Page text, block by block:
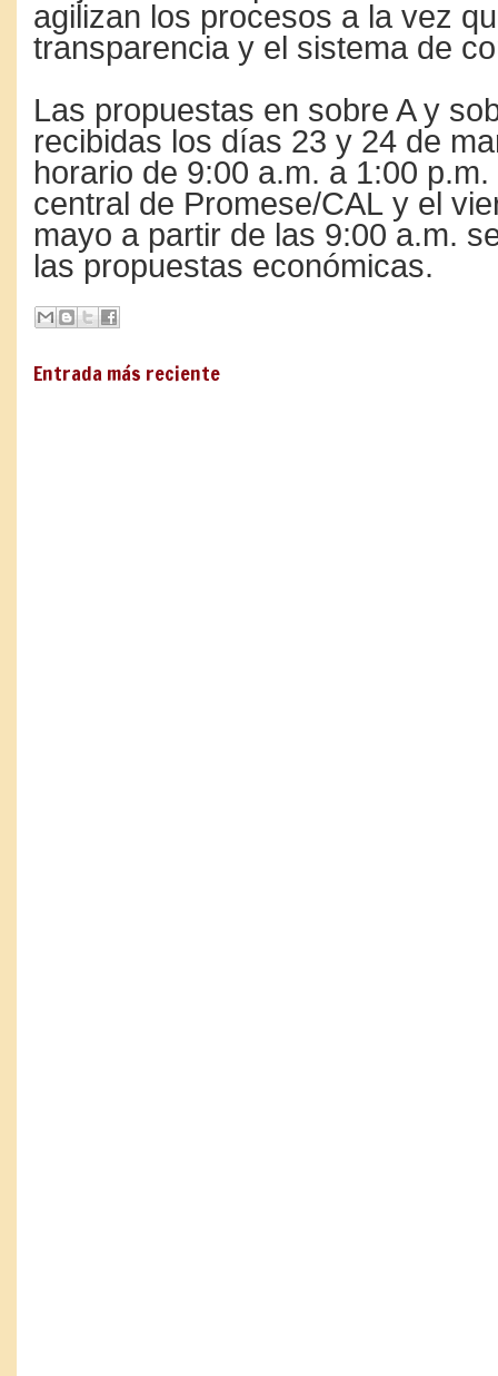
agilizan los procesos a la vez
transparencia y el sistema de
Las propuestas en sobre A y
recibidas los días 23 y 24 de
horario de 9:00 a.m. a 1:00
central de Promese/CAL y el
mayo a partir de las 9:00 a.m.
las propuestas económicas.
Entrada más reciente